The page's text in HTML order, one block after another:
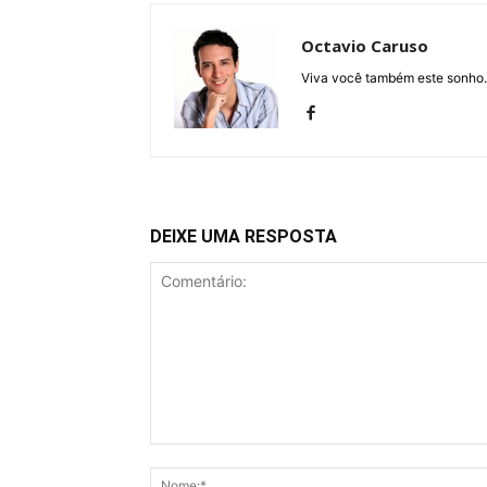
Octavio Caruso
Viva você também este
DEIXE UMA RESPOSTA